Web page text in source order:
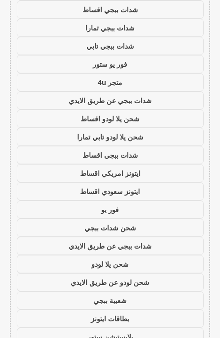
شدات ببجي اقساط
شدات ببجي تمارا
شدات ببجي تابي
فور يو ستور
متجر 4u
شدات ببجي عن طريق الايدي
شحن يلا لودو اقساط
شحن يلا لودو تابي تمارا
شدات ببجي اقساط
ايتونز امريكي اقساط
ايتونز سعودي اقساط
فور يو
شحن شدات ببجي
شدات ببجي عن طريق الايدي
شحن يلا لودو
شحن لودو عن طريق الايدي
شعبية ببجي
بطاقات ايتونز